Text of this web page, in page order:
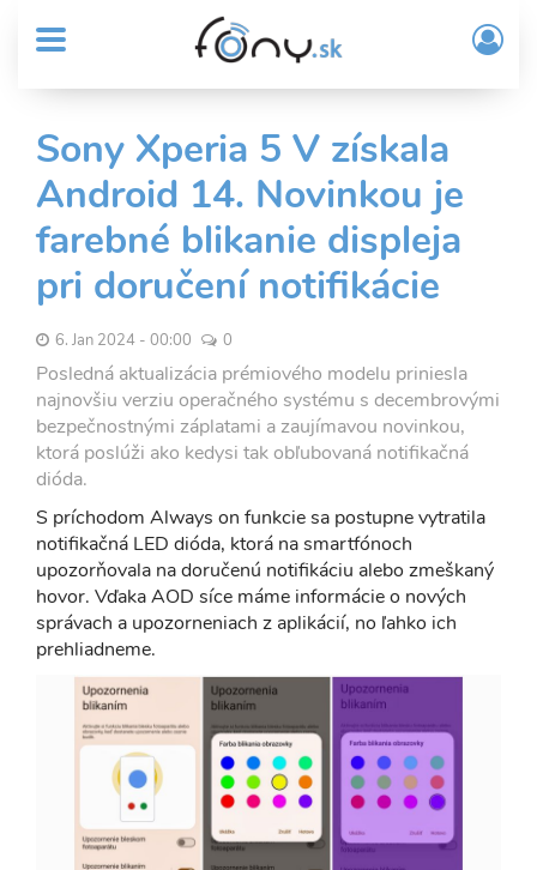
obsah
MENU
Sub
Header
menu
User
account
menu
/
Sony Xperia 5 V získala
Android 14. Novinkou je
farebné blikanie displeja
pri doručení notifikácie
6. Jan 2024 - 00:00 0
Posledná aktualizácia prémiového modelu priniesla
najnovšiu verziu operačného systému s decembrovými
bezpečnostnými záplatami a zaujímavou novinkou,
ktorá poslúži ako kedysi tak obľubovaná notifikačná
dióda.
S príchodom Always on funkcie sa postupne vytratila
notifikačná LED dióda, ktorá na smartfónoch
upozorňovala na doručenú notifikáciu alebo zmeškaný
hovor. Vďaka AOD síce máme informácie o nových
správach a upozorneniach z aplikácií, no ľahko ich
prehliadneme.